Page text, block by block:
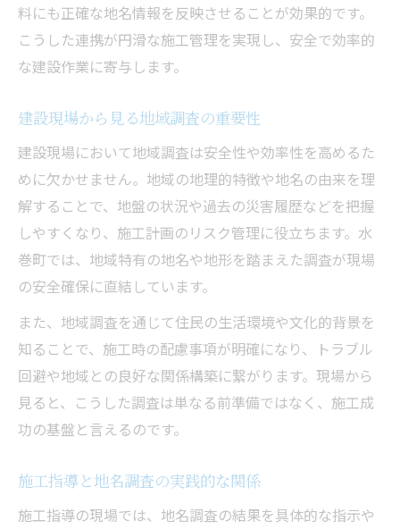
料にも正確な地名情報を反映させることが効果的です。
こうした連携が円滑な施工管理を実現し、安全で効率的
な建設作業に寄与します。
建設現場から見る地域調査の重要性
建設現場において地域調査は安全性や効率性を高めるた
めに欠かせません。地域の地理的特徴や地名の由来を理
解することで、地盤の状況や過去の災害履歴などを把握
しやすくなり、施工計画のリスク管理に役立ちます。水
巻町では、地域特有の地名や地形を踏まえた調査が現場
の安全確保に直結しています。
また、地域調査を通じて住民の生活環境や文化的背景を
知ることで、施工時の配慮事項が明確になり、トラブル
回避や地域との良好な関係構築に繋がります。現場から
見ると、こうした調査は単なる前準備ではなく、施工成
功の基盤と言えるのです。
施工指導と地名調査の実践的な関係
施工指導の現場では、地名調査の結果を具体的な指示や